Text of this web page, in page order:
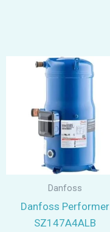
Danfoss
Danfoss Performer
SZ147A4ALB